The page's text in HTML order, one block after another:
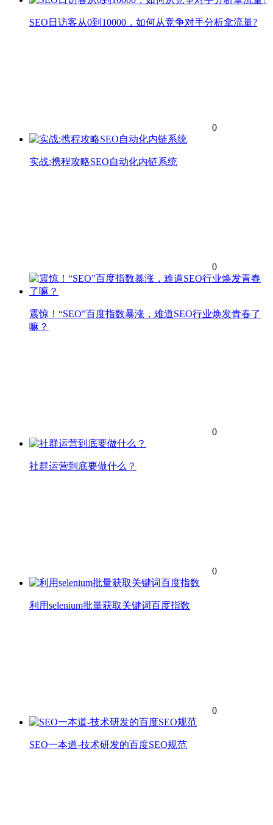
SEO日访客从0到10000，如何从竞争对手分析拿流量?
0
实战:携程攻略SEO自动化内链系统
0
震惊！“SEO”百度指数暴涨，难道SEO行业焕发青春了
嘛？
0
社群运营到底要做什么？
0
利用selenium批量获取关键词百度指数
0
SEO一本道-技术研发的百度SEO规范